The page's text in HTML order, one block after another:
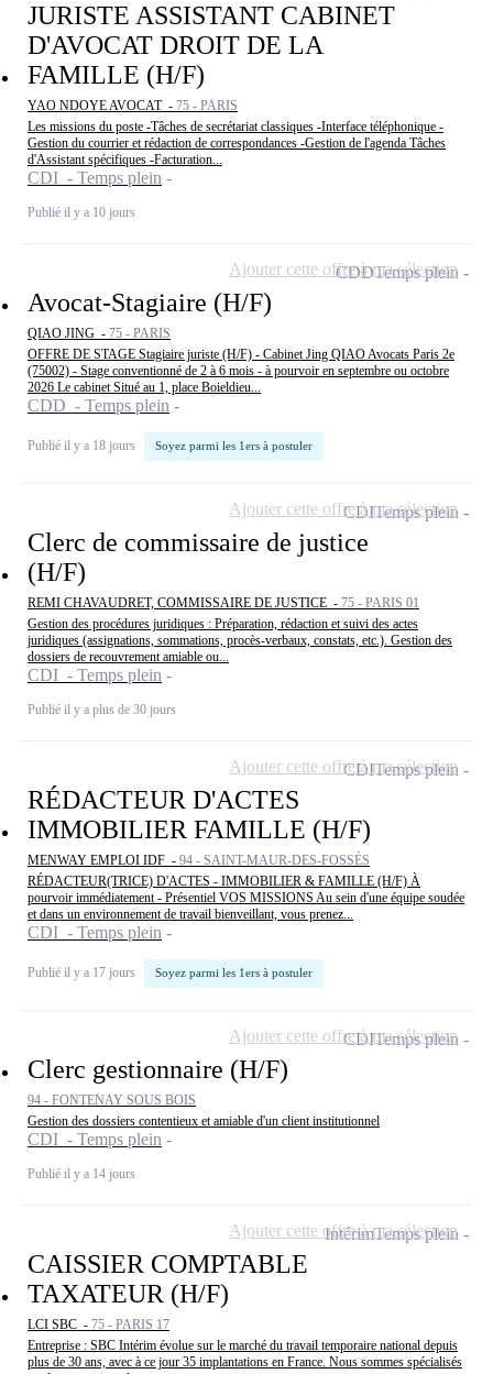
JURISTE ASSISTANT CABINET
D'AVOCAT DROIT DE LA
FAMILLE (H/F)
YAO NDOYE AVOCAT - 75 - PARIS
Les missions du poste -Tâches de secrétariat classiques -Interface téléphonique -
Gestion du courrier et rédaction de correspondances -Gestion de l'agenda Tâches
d'Assistant spécifiques -Facturation...
CDI - Temps plein
Publié il y a 10 jours
Avocat-Stagiaire (H/F)
QIAO JING - 75 - PARIS
OFFRE DE STAGE Stagiaire juriste (H/F) - Cabinet Jing QIAO Avocats Paris 2e
(75002) - Stage conventionné de 2 à 6 mois - à pourvoir en septembre ou octobre
2026 Le cabinet Situé au 1, place Boieldieu...
CDD - Temps plein
Publié il y a 18 jours Soyez parmi les 1ers à postuler
CDDTemps plein
Ajouter cette offre à ma sélection
Clerc de commissaire de justice
(H/F)
REMI CHAVAUDRET, COMMISSAIRE DE JUSTICE - 75 - PARIS 01
Gestion des procédures juridiques : Préparation, rédaction et suivi des actes
juridiques (assignations, sommations, procès-verbaux, constats, etc.). Gestion des
dossiers de recouvrement amiable ou...
CDI - Temps plein
Publié il y a plus de 30 jours
CDITemps plein
Ajouter cette offre à ma sélection
RÉDACTEUR D'ACTES
IMMOBILIER FAMILLE (H/F)
MENWAY EMPLOI IDF - 94 - SAINT-MAUR-DES-FOSSÉS
RÉDACTEUR(TRICE) D'ACTES - IMMOBILIER & FAMILLE (H/F) À
pourvoir immédiatement - Présentiel VOS MISSIONS Au sein d'une équipe soudée
et dans un environnement de travail bienveillant, vous prenez...
CDI - Temps plein
Publié il y a 17 jours Soyez parmi les 1ers à postuler
CDITemps plein
Ajouter cette offre à ma sélection
Clerc gestionnaire (H/F)
94 - FONTENAY SOUS BOIS
Gestion des dossiers contentieux et amiable d'un client institutionnel
CDI - Temps plein
Publié il y a 14 jours
CDITemps plein
Ajouter cette offre à ma sélection
CAISSIER COMPTABLE
TAXATEUR (H/F)
LCI SBC - 75 - PARIS 17
Entreprise : SBC Intérim évolue sur le marché du travail temporaire national depuis
plus de 30 ans, avec à ce jour 35 implantations en France. Nous sommes spécialisés
IntérimTemps plein
Ajouter cette offre à ma sélection